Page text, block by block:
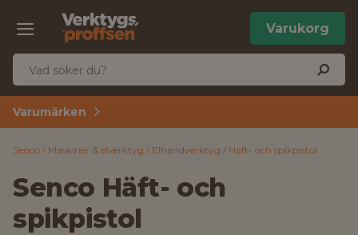
Varukorg
Varumärken
Senco Maskiner & elverktyg Elhandverktyg Häft- och spikpistol
Senco Häft- och
spikpistol